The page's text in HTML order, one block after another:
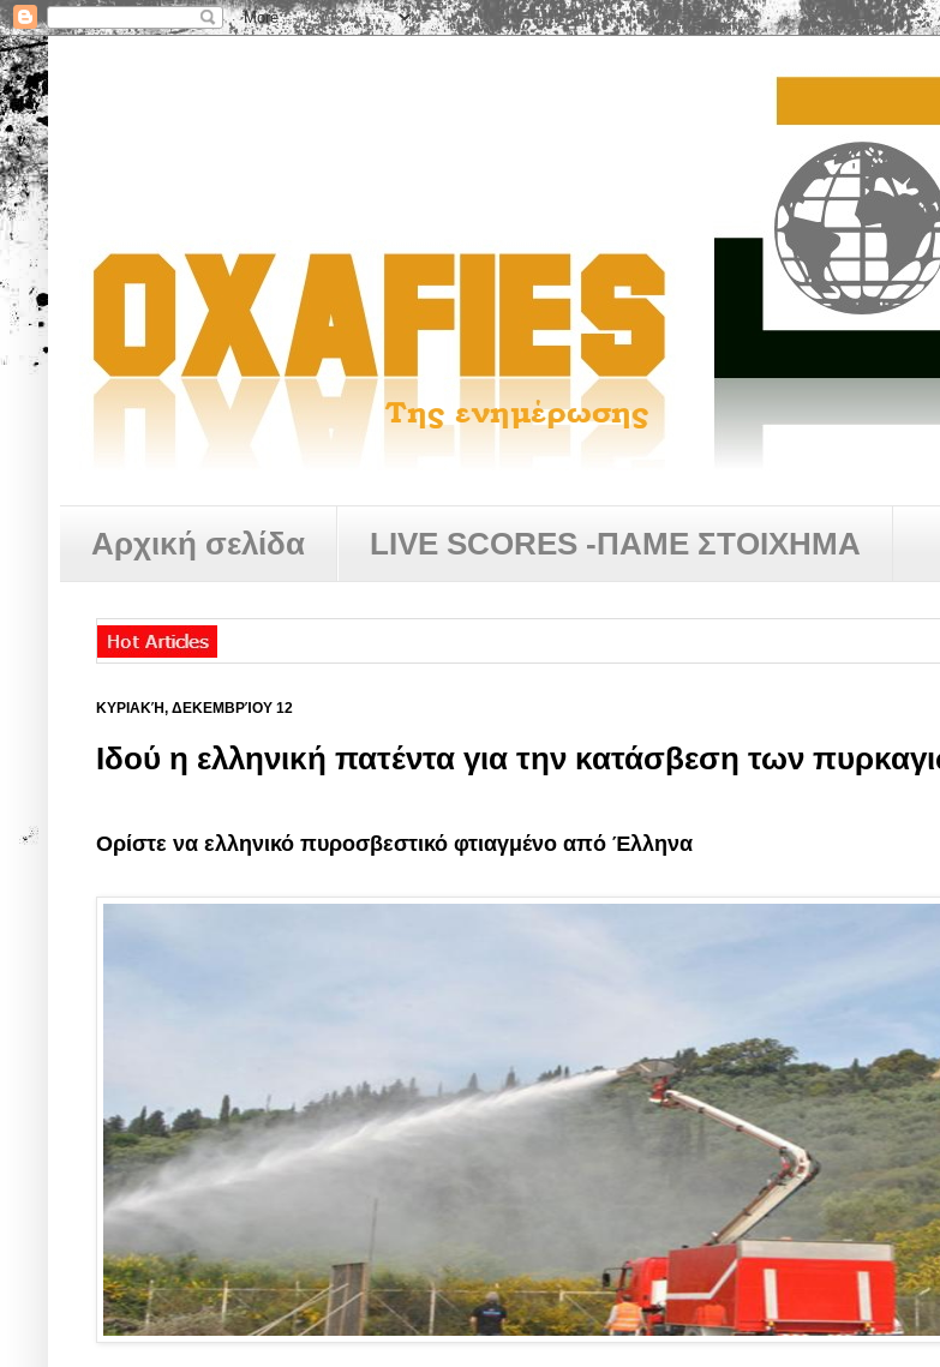
Αρχική σελίδα LIVE SCORES -ΠΑΜΕ ΣΤΟΙΧΗΜΑ
ΚΥΡΙΑΚΉ, ΔΕΚΕΜΒΡΊΟΥ 12
Ιδού η ελληνική πατέντα για την κατάσβεση των
Ορίστε να ελληνικό πυροσβεστικό φτιαγμένο από Έλληνα